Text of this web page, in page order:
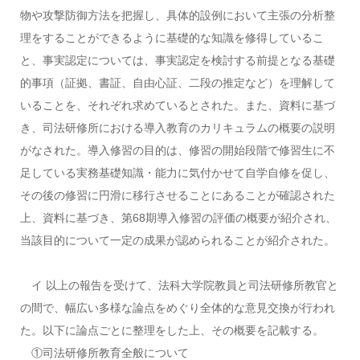
物や攻撃防御方法を把握し、具体的設例において主張の分析整
理をすることができるように基礎的な知識を修得しているこ
と、事実認定については、事実認定を検討する前提となる基礎
的事項（証拠、書証、自由心証、二段の推定など）を理解して
いることを、それぞれ求めているとされた。また、資料に基づ
き、司法研修所における導入教育のカリキュラムの概要の説明
がなされた。導入修習の目的は、修習の開始段階で修習生に不
足している実務基礎知識・能力に気付かせて自学自修を促し、
その後の修習に円滑に移行させることにあることが確認された
上、資料に基づき、第68期導入修習の評価の概要が紹介され、
当該目的について一定の成果が認められることが紹介された。
イ 以上の報告を受けて、法科大学院教員と司法研修所教官と
の間で、幅広い多様な論点をめぐり全体的な意見交換が行われ
た。以下に論点ごとに整理をした上、その概要を記載する。
①司法研修所教育全般について